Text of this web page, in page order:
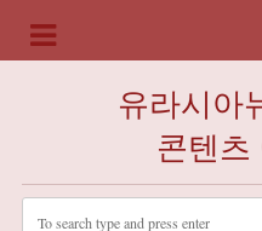
유라시아
콘텐츠